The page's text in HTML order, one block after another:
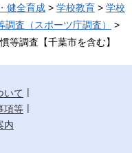
健全育成 > 学校教育 > 学校
査（スポーツ庁調査）
>
等調査【千葉市を含む】
いて
項等
内